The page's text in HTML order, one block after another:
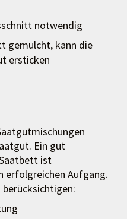
notwendig
gemulcht, kann die
ersticken
Ein gut
ist
erfolgreichen Aufgang.
berücksichtigen: